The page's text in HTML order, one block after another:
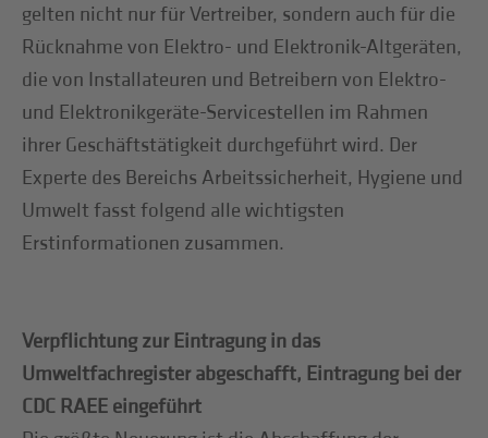
gelten nicht nur für Vertreiber, sondern auch für die
Rücknahme von Elektro- und Elektronik-Altgeräten,
die von Installateuren und Betreibern von Elektro-
und Elektronikgeräte-Servicestellen im Rahmen
ihrer Geschäftstätigkeit durchgeführt wird. Der
Experte des Bereichs Arbeitssicherheit, Hygiene und
Umwelt fasst folgend alle wichtigsten
Erstinformationen zusammen.
Verpflichtung zur Eintragung in das
Umweltfachregister abgeschafft, Eintragung bei der
CDC RAEE eingeführt